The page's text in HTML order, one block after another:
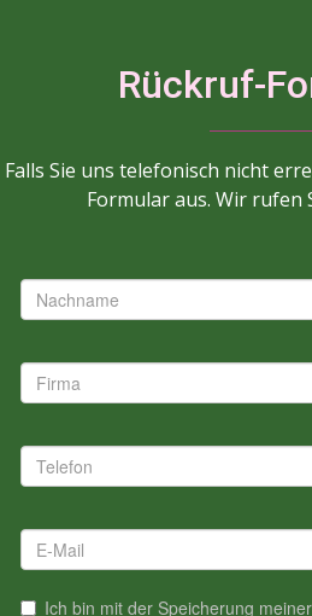
Rückruf-
Falls Sie uns telefonisch nicht
Formular aus. Wir rufen